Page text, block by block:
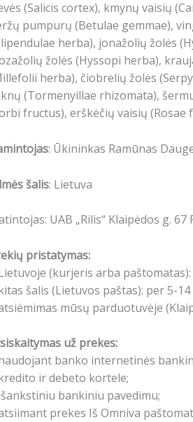
(Salicis cortex), kmynų vaisių
pumpurų (Betulae gemmae),
herba), jonažolių žolės
žolės (Hyssopi herba),
herba), čiobrelių žolės
(Tormenyillae rhizomata),
fructus), erškėčių vaisių (Rosae
: Ūkininkas Ramūnas
šalis: Lietuva
UAB „Rilis“ Klaipėdos g. 67
pristatymas:
(kurjeris arba paštomatas):
šalis (Lietuvos paštas): per 5-14
mūsų parduotuvėje
už prekes:
banko internetinės
ir debeto kortele;
bankiniu pavedimu;
prekes Iš Omniva